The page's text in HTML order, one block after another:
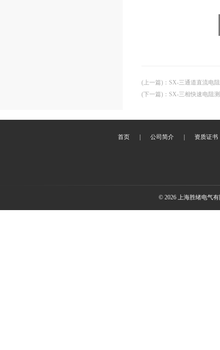
(上一篇) ： SX-三通道直流电
(下一篇) ： SX-三相快速电阻
首页 公司简介 资质证书
© 2026 上海胜绪电气